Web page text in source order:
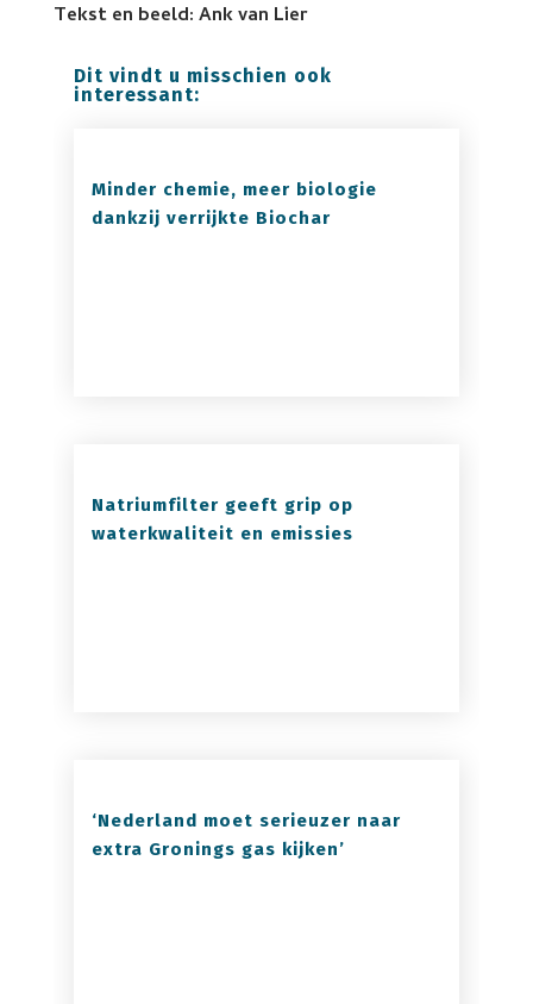
Tekst en beeld: Ank van Lier
Dit vindt u misschien ook
interessant:
Minder chemie, meer biologie
dankzij verrijkte Biochar
Natriumfilter geeft grip op
waterkwaliteit en emissies
‘Nederland moet serieuzer naar
extra Gronings gas kijken’